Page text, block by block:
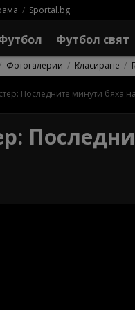
Sportal.bg
Футбол свят
Фотогалерии Класиране
Последните минути бяха